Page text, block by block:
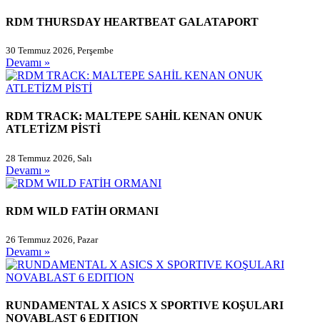
RDM THURSDAY HEARTBEAT GALATAPORT
30 Temmuz 2026, Perşembe
Devamı »
RDM TRACK: MALTEPE SAHİL KENAN ONUK
ATLETİZM PİSTİ
28 Temmuz 2026, Salı
Devamı »
RDM WILD FATİH ORMANI
26 Temmuz 2026, Pazar
Devamı »
RUNDAMENTAL X ASICS X SPORTIVE KOŞULARI
NOVABLAST 6 EDITION